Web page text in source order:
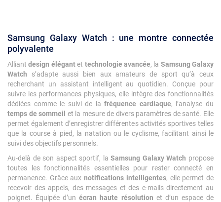
Samsung Galaxy Watch : une montre connectée
polyvalente
Alliantdesign élégantet technologie avancée, la Samsung Galaxy
Watch s’adapte aussi bien aux amateurs de sport qu’à ceux
recherchant un assistant intelligent au quotidien. Conçue pour
suivre les performances physiques, elle intègre des fonctionnalités
dédiées comme le suivi de lafréquence cardiaque, l’analyse du
temps de sommeil et la mesure de divers paramètres de santé. Elle
permet également d’enregistrer différentes activités sportives telles
que la course à pied, la natation ou le cyclisme, facilitant ainsi le
suivi des objectifs personnels.
Au-delà de son aspect sportif, laSamsung Galaxy Watch propose
toutes les fonctionnalités essentielles pour rester connecté en
permanence. Grâce auxnotifications intelligentes, elle permet de
recevoir des appels, des messages et des e-mails directement au
poignet. Équipée d’unécran haute résolution et d’un espace de